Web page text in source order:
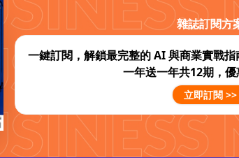
雜誌訂閱方
一鍵訂閱，解鎖最完整的 AI 與商業實戰
一年送一年共12期，
立即訂閱 >>